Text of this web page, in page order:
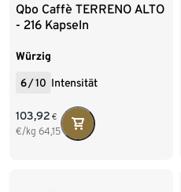
Qbo Caffè TERRENO ALTO
- 216 Kapseln
Würzig
6/10 Intensität
103,92 €
€/kg 64,15